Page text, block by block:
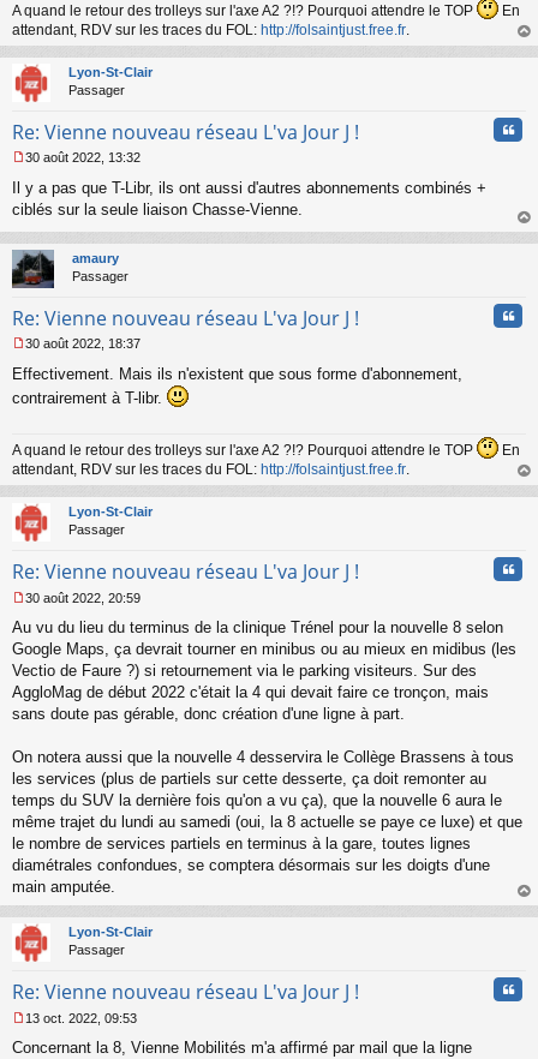
A quand le retour des trolleys sur l'axe A2 ?!? Pourquoi attendre le TOP
En
attendant, RDV sur les traces du FOL: http://folsaintjust.free.fr
au
Lyon-St-Clair
Passager
Re: Vienne nouveau réseau L'va Jour J !
e
s
a
g
e
o
l
u
30 août 2022, 13:32
Il y a pas que T-Libr, ils ont aussi d'autres abonnements combinés +
ciblés sur la seule liaison Chasse-Vienne.
au
amaury
Passager
Re: Vienne nouveau réseau L'va Jour J !
e
s
g
e
n
o
n
l
30 août 2022, 18:37
Effectivement. Mais ils n'existent que sous forme d'abonnement,
contrairement à T-libr.
A quand le retour des trolleys sur l'axe A2 ?!? Pourquoi attendre le TOP
En
attendant, RDV sur les traces du FOL: http://folsaintjust.free.fr.
au
Lyon-St-Clair
Passager
Re: Vienne nouveau réseau L'va Jour J !
e
s
s
g
e
o
n
u
30 août 2022, 20:59
Au vu du lieu du terminus de la clinique Trénel pour la nouvelle 8 selon
Google Maps, ça devrait tourner en minibus ou au mieux en midibus (les
Vectio de Faure ?) si retournement via le parking visiteurs. Sur des
AggloMag de début 2022 c'était la 4 qui devait faire ce tronçon, mais
sans doute pas gérable, donc création d'une ligne à part.
On notera aussi que la nouvelle 4 desservira le Collège Brassens à tous
les services (plus de partiels sur cette desserte, ça doit remonter au
temps du SUV la dernière fois qu'on a vu ça), que la nouvelle 6 aura le
même trajet du lundi au samedi (oui, la 8 actuelle se paye ce luxe) et que
le nombre de services partiels en terminus à la gare, toutes lignes
diamétrales confondues, se comptera désormais sur les doigts d'une
main amputée.
au
Lyon-St-Clair
Passager
Re: Vienne nouveau réseau L'va Jour J !
e
13 oct. 2022, 09:53
Concernant la 8, Vienne Mobilités m'a affirmé par mail que la ligne